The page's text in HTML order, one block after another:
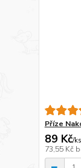
Příze
89 Kč/ks
73,55 Kč